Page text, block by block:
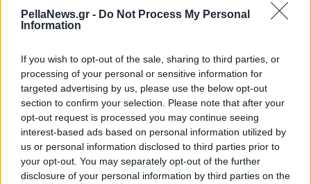
PellaNews.gr - Do Not Process My Personal
Information
If you wish to opt-out of the sale, sharing to third parties, or
processing of your personal or sensitive information for
targeted advertising by us, please use the below opt-out
section to confirm your selection. Please note that after your
opt-out request is processed you may continue seeing
interest-based ads based on personal information utilized by
us or personal information disclosed to third parties prior to
your opt-out. You may separately opt-out of the further
disclosure of your personal information by third parties on the
το Fly Over στη
συνάντηση
Γκιουλέκα-Δημήτρη
Παπαστεργίου